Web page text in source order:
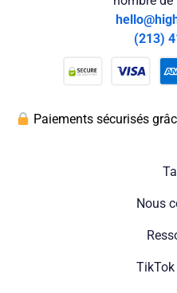
(213)
Paiements sécurisés
Nous